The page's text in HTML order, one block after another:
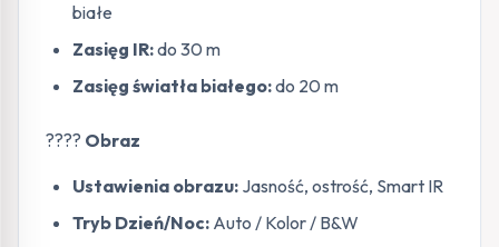
białe
Zasięg IR:do 30 m
Zasięg światła białego:do 20 m
????️ Obraz
Ustawienia obrazu: Jasność, ostrość, Smart IR
Tryb Dzień/Noc: Auto / Kolor / B&W